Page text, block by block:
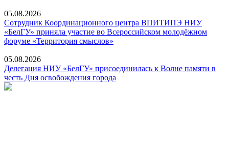
05.08.2026
Сотрудник Координационного центра ВПИТИПЭ НИУ
«БелГУ» приняла участие во Всероссийском молодёжном
форуме «Территория смыслов»
05.08.2026
Делегация НИУ «БелГУ» присоединилась к Волне памяти в
честь Дня освобождения города